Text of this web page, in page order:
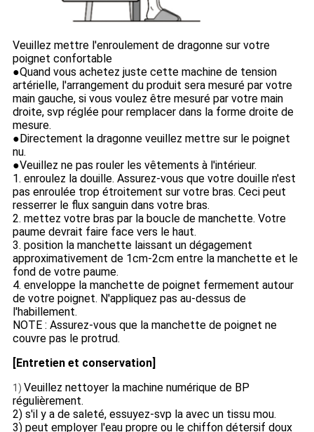
Veuillez mettre l'enroulement de dragonne sur votre
poignet confortable
●Quand vous achetez juste cette machine de tension
artérielle, l'arrangement du produit sera mesuré par votre
main gauche, si vous voulez être mesuré par votre main
droite, svp réglée pour remplacer dans la forme droite de
mesure.
●Directement la dragonne veuillez mettre sur le poignet
nu.
●Veuillez ne pas rouler les vêtements à l'intérieur.
1. enroulez la douille. Assurez-vous que votre douille n'est
pas enroulée trop étroitement sur votre bras. Ceci peut
resserrer le flux sanguin dans votre bras.
2. mettez votre bras par la boucle de manchette. Votre
paume devrait faire face vers le haut.
3. position la manchette laissant un dégagement
approximativement de 1cm-2cm entre la manchette et le
fond de votre paume.
4. enveloppe la manchette de poignet fermement autour
de votre poignet. N'appliquez pas au-dessus de
l'habillement.
NOTE : Assurez-vous que la manchette de poignet ne
couvre pas le protrud.
[Entretien et conservation]
1) Veuillez nettoyer la machine numérique de BP
régulièrement.
2) s'il y a de saleté, essuyez-svp la avec un tissu mou.
3) peut employer l'eau propre ou le chiffon détersif doux